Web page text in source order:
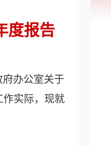
度报告
办公室关于
作实际，现就